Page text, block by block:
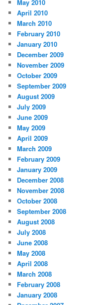
May 2010
April 2010
March 2010
February 2010
January 2010
December 2009
November 2009
October 2009
September 2009
August 2009
July 2009
June 2009
May 2009
April 2009
March 2009
February 2009
January 2009
December 2008
November 2008
October 2008
September 2008
August 2008
July 2008
June 2008
May 2008
April 2008
March 2008
February 2008
January 2008